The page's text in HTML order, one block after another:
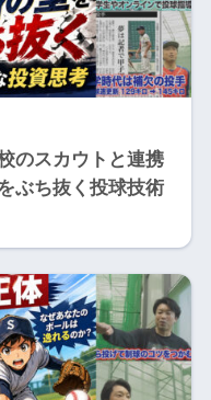
のスカウトと連携
ぶち抜く投球技術